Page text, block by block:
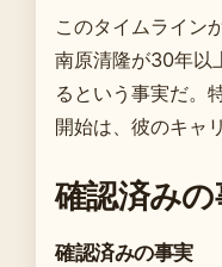
このタイムライン
南原清隆が30年以
るという事実だ。
開始は、彼のキャ
確認済み
確認済みの事実